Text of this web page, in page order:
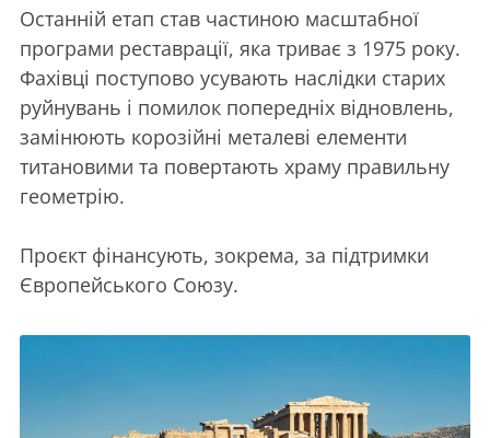
Останній етап став частиною масштабної
програми реставрації, яка триває з 1975 року.
Фахівці поступово усувають наслідки старих
руйнувань і помилок попередніх відновлень,
замінюють корозійні металеві елементи
титановими та повертають храму правильну
геометрію.
Проєкт фінансують, зокрема, за підтримки
Європейського Союзу.